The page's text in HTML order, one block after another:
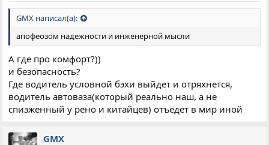
GMX написал(а):
апофеозом надежности и инженерной мысли
А где про комфорт?))
и безопасность?
Где водитель условной бэхи выйдет и отряхнется,
водитель автоваза(который реально наш, а не
спизженный у рено и китайцев) отъедет в мир иной
GMX